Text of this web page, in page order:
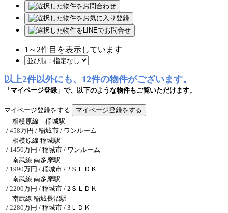
1 ～ 2件目を表示しています
以上2件以外にも、12件の物件がございます。
「マイページ登録」で、以下のような物件もご覧いただけます。
マイページ登録をする
相模原線 稲城駅
/ 458万円 / 稲城市 / ワンルーム
相模原線 稲城駅
/ 1450万円 / 稲城市 / ワンルーム
南武線 南多摩駅
/ 1990万円 / 稲城市 / 2ＳＬＤＫ
南武線 南多摩駅
/ 2200万円 / 稲城市 / 2ＳＬＤＫ
南武線 稲城長沼駅
/ 2280万円 / 稲城市 / 3ＬＤＫ